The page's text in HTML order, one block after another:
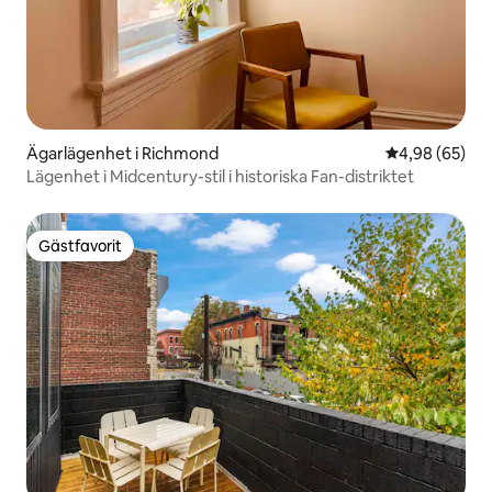
Ägarlägenhet i Richmond 4,98 av 5 i
4,98 (65)
Lägenhet i Midcentury-stil i historiska Fan-distriktet
Gästfavorit
Gästfavorit